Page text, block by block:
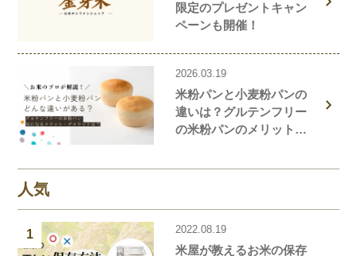
限定のプレゼントキャン
ペーンも開催！
2026.03.19
米粉パンと小麦粉パンの
違いは？グルテンフリー
の米粉パンのメリット・
人気
1 2022.08.19
米屋が教えるお米の保存